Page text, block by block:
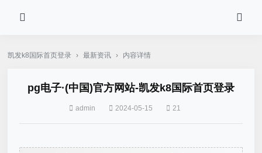
凯发k8国际首页登录 › 最新资讯 › 内容详情
pg电子·(中国)官方网站-凯发k8国际首页登录
admin 2024-05-15 21